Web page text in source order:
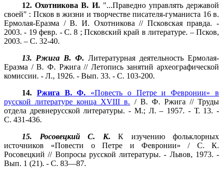
12. Охотникова В. И."...Праведно управлять державой
своей" : Псков в жизни и творчестве писателя-гуманиста 16 в.
Ермолая-Еразма / В. И. Охотникова // Псковская правда. -
2003. - 19 февр. - С. 8 ; Псковский край в литературе. – Псков,
2003. – С. 32-40.
13. Ржига В. Ф. Литературная деятельность Ермолая-
Еразма / В. Ф. Ржига // Летопись занятий археографической
комиссии. - Л., 1926. - Вып. 33. - С. 103-200.
14. Ржига В. Ф. «Повесть о Петре и Февронии» в
русской литературе конца XVIII в. / В. Ф. Ржига // Труды
отдела древнерусской литературы. - М.; Л. – 1957. - Т. 13. -
С. 431-436.
15. Росовецкий С. К.
К изучению фольклорных
источников «Повести о Петре и Февронии» / С. К.
Росовецкий // Вопросы русской литературы. - Львов, 1973. -
Вып. 1 (21). - С. 83—87.